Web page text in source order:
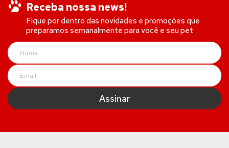
Receba nossa news!
Fique por dentro das novidades e promoções que
preparamos semanalmente para você e seu pet